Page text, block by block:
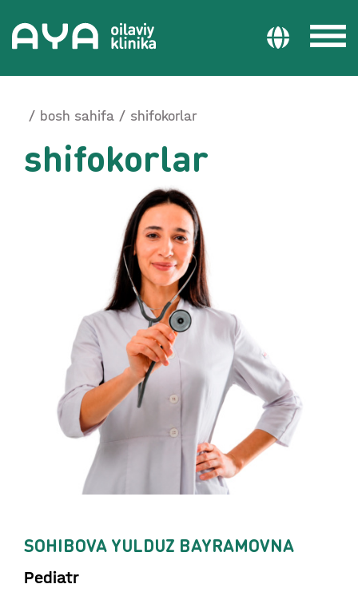
bosh sahifa shifokorlar
shifokorlar
SOHIBOVA YULDUZ BAYRAMOVNA
Pediatr